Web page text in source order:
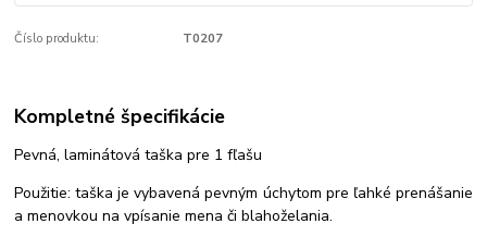
Číslo produktu: T0207
Kompletné špecifikácie
Pevná, laminátová taška pre 1 fľašu
Použitie: taška je vybavená pevným úchytom pre ľahké prenášanie
a menovkou na vpísanie mena či blahoželania.